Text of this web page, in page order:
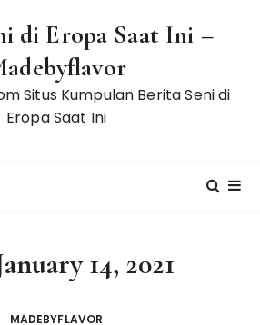
di Eropa Saat Ini –
Situs Kumpulan Berita Seni di
Eropa Saat Ini
14, 2021
MADEBYFLAVOR